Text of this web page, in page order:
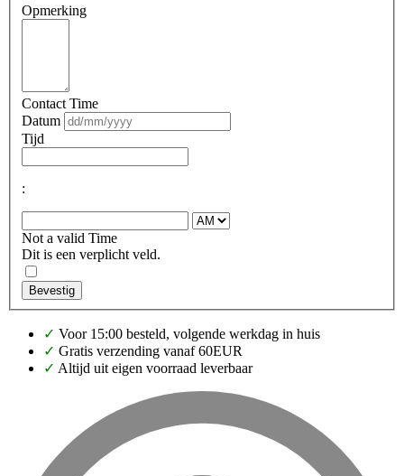
Opmerking
Contact Time
Datum
Tijd
:
Not a valid Time
Dit is een verplicht veld.
Bevestig
✓ Voor 15:00 besteld, volgende werkdag in huis
✓ Gratis verzending vanaf 60EUR
✓ Altijd uit eigen voorraad leverbaar